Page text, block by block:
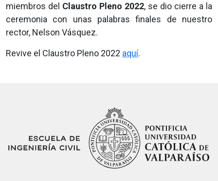
miembros del Claustro Pleno 2022, se dio cierre a la
ceremonia con unas palabras finales de nuestro
rector, Nelson Vásquez.
Revive el Claustro Pleno 2022 aquí.